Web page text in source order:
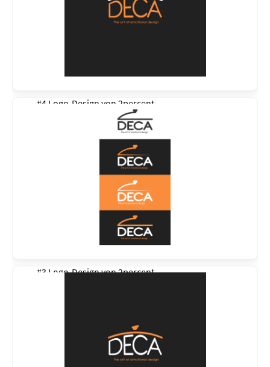
#4 Logo-Design von 2percent
#3 Logo-Design von2percent